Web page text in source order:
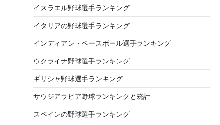
イスラエル野球選手ランキング
イタリアの野球選手ランキング
インディアン・ベースボール選手ランキング
ウクライナ野球選手ランキング
ギリシャ野球選手ランキング
サウジアラビア野球ランキングと統計
スペインの野球選手ランキング